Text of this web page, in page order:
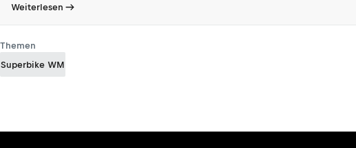
Weiterlesen
Themen
Superbike WM